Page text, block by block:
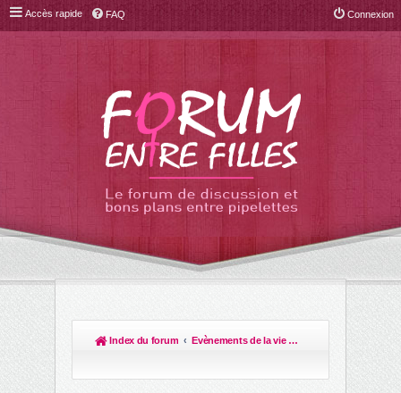
Accès rapide FAQ Connexion
Index du forum Evènements de la vie & leur organisation!